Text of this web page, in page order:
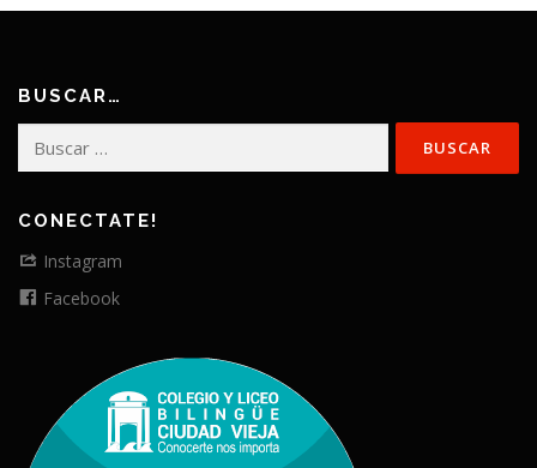
BUSCAR…
CONECTATE!
Instagram
Facebook